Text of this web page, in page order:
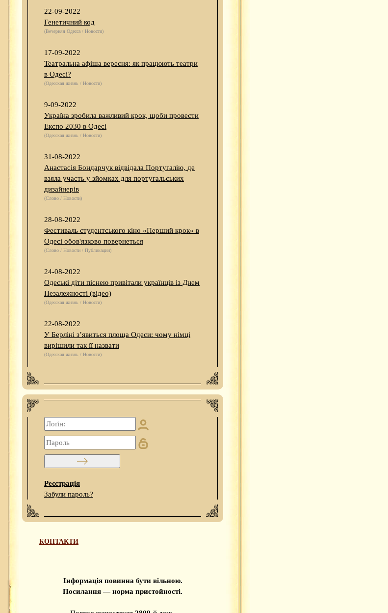
22-09-2022
Генетичний код
(Вечерняя Одесса / Новости)
17-09-2022
Театральна афіша вересня: як працюють театри
в Одесі?
(Одесская жизнь / Новости)
9-09-2022
Україна зробила важливий крок, щоби провести
Експо 2030 в Одесі
(Одесская жизнь / Новости)
31-08-2022
Анастасія Бондарчук відвідала Португалію, де
взяла участь у зйомках для португальських
дизайнерів
(Слово / Новости)
28-08-2022
Фестиваль студентського кіно «Перший крок» в
Одесі обов'язково повернеться
(Слово / Новости / Публикации)
24-08-2022
Одеські діти піснею привітали українців із Днем
Незалежності (відео)
(Одесская жизнь / Новости)
22-08-2022
У Берліні з’явиться площа Одеси: чому німці
вирішили так її назвати
(Одесская жизнь / Новости)
Реєстрація
Забули пароль?
КОНТАКТИ
Інформація повинна бути вільною.
Посилання — норма пристойності.